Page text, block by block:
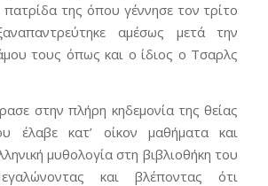
της όπου γέννησε τον τρίτο
αμέσως μετά την
τους όπως και ο ίδιος ο Τσαρλς
στην πλήρη κηδεμονία της θείας
έλαβε κατ’ οίκον μαθήματα και
μυθολογία στη βιβλιοθήκη του
και βλέποντας ότι